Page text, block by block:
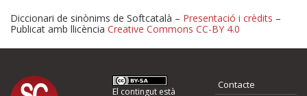
Proposeu-nos millores o
Diccionari de sinònims de Softcatalà – Presentació i crèdits –
Publicat amb llicència Creative Commons CC-BY 4.0
El contingut està
Contacte